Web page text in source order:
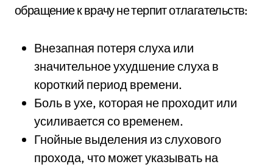
обращение к врачу не терпит отлагательств:
Внезапная потеря слуха или
значительное ухудшение слуха в
короткий период времени.
Боль в ухе, которая не проходит или
усиливается со временем.
Гнойные выделения из слухового
прохода, что может указывать на